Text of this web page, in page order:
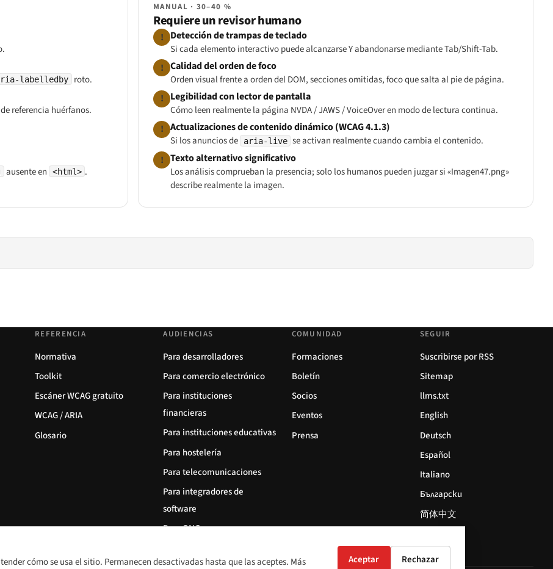
labelledby roto.
referencia huérfanos.
ausente en <html> .
MANUAL · 30–40 %
Requiere un revisor humano
! Detección de trampas de teclado
Si cada elemento interactivo puede alcanzarse Y abandonarse mediante Tab/Shift-Tab.
! Calidad del orden de foco
Orden visual frente a orden del DOM, secciones omitidas, foco que salta al pie de página.
! Legibilidad con lector de pantalla
Cómo leen realmente la página NVDA / JAWS / VoiceOver en modo de lectura continua.
! Actualizaciones de contenido dinámico (WCAG 4.1.3)
Si los anuncios de aria-live se activan realmente cuando cambia el contenido.
! Texto alternativo significativo
Los análisis comprueban la presencia; solo los humanos pueden juzgar si «Imagen47.png»
describe realmente la imagen.
REFERENCIA
Normativa
Toolkit
Escáner WCAG gratuito
WCAG / ARIA
Glosario
AUDIENCIAS
Para desarrolladores
Para comercio electrónico
Para instituciones
financieras
Para instituciones educativas
Para hostelería
Para telecomunicaciones
Para integradores de
software
Para ONG
COMUNIDAD
Formaciones
Boletín
Socios
Eventos
Prensa
SEGUIR
Suscribirse por RSS
Sitemap
llms.txt
English
Deutsch
Español
Italiano
Български
简体中文
cómo se usa el sitio. Permanecen desactivadas hasta que las aceptes. Más Aceptar Rechazar